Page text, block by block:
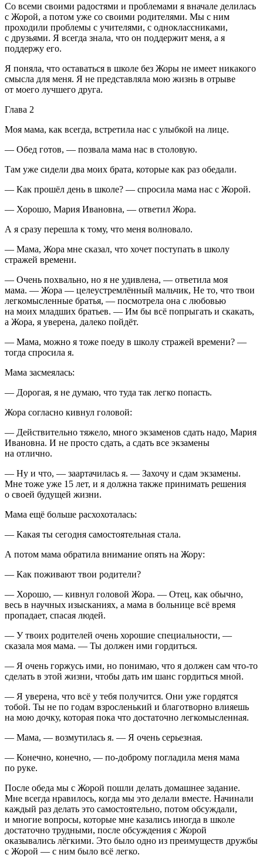
Со всеми своими радостями и проблемами я вначале делилась
с Жорой, а потом уже со своими родителями. Мы с ним
проходили проблемы с учителями, с одноклассниками,
с друзьями. Я всегда знала, что он поддержит меня, а я
поддержу его.
Я поняла, что оставаться в школе без Жоры не имеет никакого
смысла для меня. Я не представляла мою жизнь в отрыве
от моего лучшего друга.
Глава 2
Моя мама, как всегда, встретила нас с улыбкой на лице.
— Обед готов, — позвала мама нас в столовую.
Там уже сидели два моих брата, которые как раз обедали.
— Как прошёл день в школе? — спросила мама нас с Жорой.
— Хорошо, Мария Ивановна, — ответил Жора.
А я сразу перешла к тому, что меня волновало.
— Мама, Жора мне сказал, что хочет поступать в школу
стражей времени.
— Очень похвально, но я не удивлена, — ответила моя
мама. — Жора — целеустремлённый мальчик, Не то, что твои
легкомысленные братья, — посмотрела она с любовью
на моих младших братьев. — Им бы всё попрыгать и скакать,
а Жора, я уверена, далеко пойдёт.
— Мама, можно я тоже поеду в школу стражей времени? —
тогда спросила я.
Мама засмеялась:
— Дорогая, я не думаю, что туда так легко попасть.
Жора согласно кивнул головой:
— Действительно тяжело, много экзаменов сдать надо, Мария
Ивановна. И не просто сдать, а сдать все экзамены
на отлично.
— Ну и что, — заартачилась я. — Захочу и сдам экзамены.
Мне тоже уже 15 лет, и я должна также принимать решения
о своей будущей жизни.
Мама ещё больше расхохоталась:
— Какая ты сегодня самостоятельная стала.
А потом мама обратила внимание опять на Жору:
— Как поживают твои родители?
— Хорошо, — кивнул головой Жора. — Отец, как обычно,
весь в научных изысканиях, а мама в больнице всё время
пропадает, спасая людей.
— У твоих родителей очень хорошие специальности, —
сказала моя мама. — Ты должен ими гордиться.
— Я очень горжусь ими, но понимаю, что я должен сам что-то
сделать в этой жизни, чтобы дать им шанс гордиться мной.
— Я уверена, что всё у тебя получится. Они уже гордятся
тобой. Ты не по годам взросленький и благотворно влияешь
на мою дочку, которая пока что достаточно легкомысленная.
— Мама, — возмутилась я. — Я очень серьезная.
— Конечно, конечно, — по-доброму погладила меня мама
по руке.
После обеда мы с Жорой пошли делать домашнее задание.
Мне всегда нравилось, когда мы это делали вместе. Начинали
каждый раз делать это самостоятельно, потом обсуждали,
и многие вопросы, которые мне казались иногда в школе
достаточно трудными, после обсуждения с Жорой
оказывались лёгкими. Это было одно из преимуществ дружбы
с Жорой — с ним было всё легко.